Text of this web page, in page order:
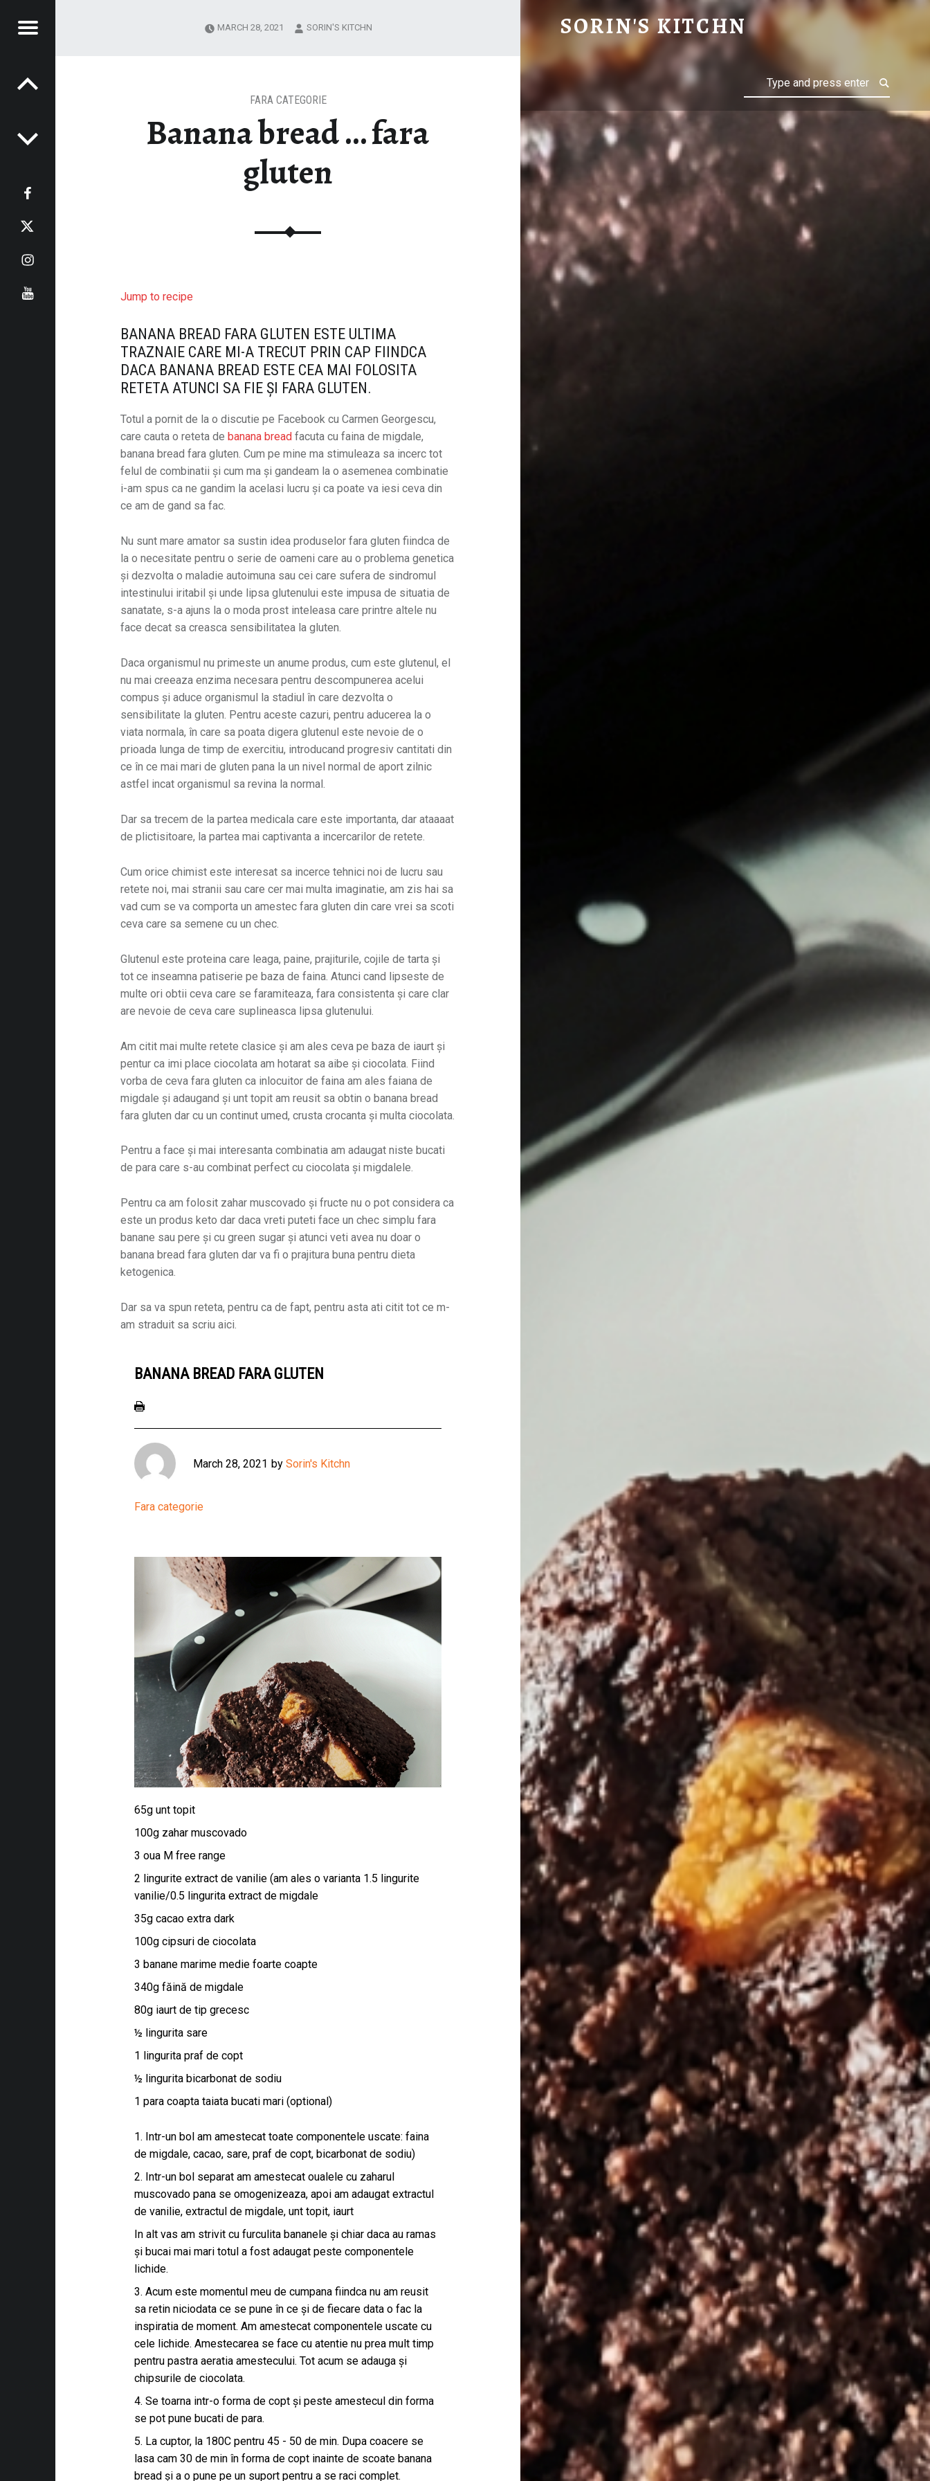
SORIN'S KITCHN
Mananci sanatos Mananci gustos
Menu
Banana bread … fara
gluten
FARA CATEGORIE
Jump to recipe
BANANA BREAD FARA GLUTEN ESTE ULTIMA
TRAZNAIE CARE MI-A TRECUT PRIN CAP FIINDCA
DACA BANANA BREAD ESTE CEA MAI FOLOSITA
RETETA ATUNCI SA FIE ȘI FARA GLUTEN.
Totul a pornit de la o discutie pe Facebook cu Carmen Georgescu,
care cauta o reteta debanana bread facuta cu faina de migdale,
banana bread fara gluten. Cum pe mine ma stimuleaza sa incerc tot
felul de combinatii și cum ma și gandeam la o asemenea combinatie
i-am spus ca ne gandim la acelasi lucru și ca poate va iesi ceva din
ce am de gand sa fac.
Nu sunt mare amator sa sustin idea produselor fara gluten fiindca de
la o necesitate pentru o serie de oameni care au o problema genetica
și dezvolta o maladie autoimuna sau cei care sufera de sindromul
intestinului iritabil și unde lipsa glutenului este impusa de situatia de
sanatate, s-a ajuns la o moda prost inteleasa care printre altele nu
face decat sa creasca sensibilitatea la gluten.
Daca organismul nu primeste un anume produs, cum este glutenul, el
nu mai creeaza enzima necesara pentru descompunerea acelui
compus și aduce organismul la stadiul în care dezvolta o
sensibilitate la gluten. Pentru aceste cazuri, pentru aducerea la o
viata normala, în care sa poata digera glutenul este nevoie de o
prioada lunga de timp de exercitiu, introducand progresiv cantitati din
ce în ce mai mari de gluten pana la un nivel normal de aport zilnic
astfel incat organismul sa revina la normal.
Dar sa trecem de la partea medicala care este importanta, dar ataaaat
de plictisitoare, la partea mai captivanta a incercarilor de retete.
Cum orice chimist este interesat sa incerce tehnici noi de lucru sau
retete noi, mai stranii sau care cer mai multa imaginatie, am zis hai sa
vad cum se va comporta un amestec fara gluten din care vrei sa scoti
ceva care sa semene cu un chec.
Glutenul este proteina care leaga, paine, prajiturile, cojile de tarta și
tot ce inseamna patiserie pe baza de faina. Atunci cand lipseste de
multe ori obtii ceva care se faramiteaza, fara consistenta și care clar
are nevoie de ceva care suplineasca lipsa glutenului.
Am citit mai multe retete clasice și am ales ceva pe baza de iaurt și
pentur ca imi place ciocolata am hotarat sa aibe și ciocolata. Fiind
vorba de ceva fara gluten ca inlocuitor de faina am ales faiana de
migdale și adaugand și unt topit am reusit sa obtin o banana bread
fara gluten dar cu un continut umed, crusta crocanta și multa ciocolata.
Pentru a face și mai interesanta combinatia am adaugat niste bucati
de para care s-au combinat perfect cu ciocolata și migdalele.
Pentru ca am folosit zahar muscovado și fructe nu o pot considera ca
este un produs keto dar daca vreti puteti face un chec simplu fara
banane sau pere și cu green sugar și atunci veti avea nu doar o
banana bread fara gluten dar va fi o prajitura buna pentru dieta
ketogenica.
Dar sa va spun reteta, pentru ca de fapt, pentru asta ati citit tot ce m-
am straduit sa scriu aici.
BANANA BREAD FARA GLUTEN
March 28, 2021 bySorin's Kitchn
Fara categorie
65g unt topit
100g zahar muscovado
3 oua M free range
2 lingurite extract de vanilie (am ales o varianta 1.5 lingurite
vanilie/0.5 lingurita extract de migdale
35g cacao extra dark
100g cipsuri de ciocolata
3 banane marime medie foarte coapte
340g făină de migdale
80g iaurt de tip grecesc
½ lingurita sare
1 lingurita praf de copt
½ lingurita bicarbonat de sodiu
1 para coapta taiata bucati mari (optional)
1. Intr-un bol am amestecat toate componentele uscate: faina
de migdale, cacao, sare, praf de copt, bicarbonat de sodiu)
2. Intr-un bol separat am amestecat oualele cu zaharul
muscovado pana se omogenizeaza, apoi am adaugat extractul
de vanilie, extractul de migdale, unt topit, iaurt
In alt vas am strivit cu furculita bananele și chiar daca au ramas
și bucai mai mari totul a fost adaugat peste componentele
lichide.
3. Acum este momentul meu de cumpana fiindca nu am reusit
sa retin niciodata ce se pune în ce și de fiecare data o fac la
inspiratia de moment. Am amestecat componentele uscate cu
cele lichide. Amestecarea se face cu atentie nu prea mult timp
pentru pastra aeratia amestecului. Tot acum se adauga și
chipsurile de ciocolata.
4. Se toarna intr-o forma de copt și peste amestecul din forma
se pot pune bucati de para.
5. La cuptor, la 180C pentru 45 - 50 de min. Dupa coacere se
lasa cam 30 de min în forma de copt inainte de scoate banana
bread și a o pune pe un suport pentru a se raci complet.
MARCH 28, 2021 SORIN'S KITCHN